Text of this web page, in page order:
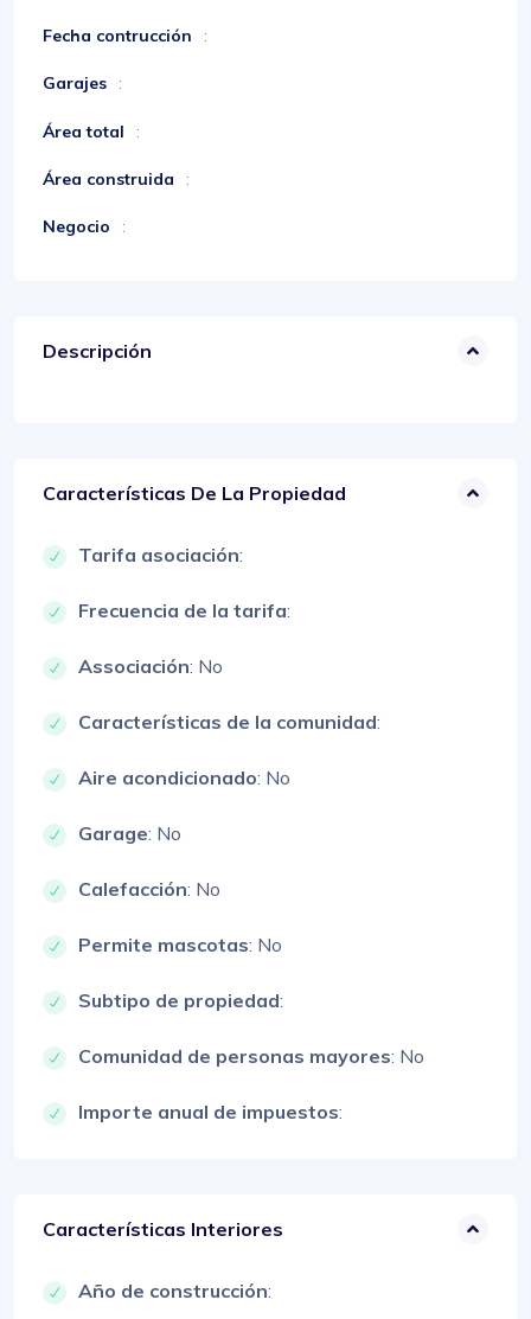
Fecha contrucción :
Garajes :
Área total :
Área construida :
Negocio :
Descripción
Características De La Propiedad
Tarifa asociación:
Frecuencia de la tarifa:
Associación: No
Características de la comunidad:
Aire acondicionado: No
Garage: No
Calefacción: No
Permite mascotas: No
Subtipo de propiedad:
Comunidad de personas mayores: No
Importe anual de impuestos:
Características Interiores
Año de construcción: